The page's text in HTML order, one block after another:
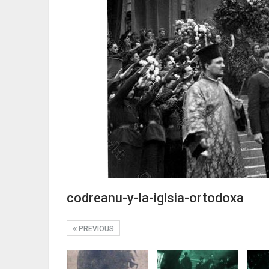
codreanu-y-la-iglsia-ortodoxa
PREVIOUS